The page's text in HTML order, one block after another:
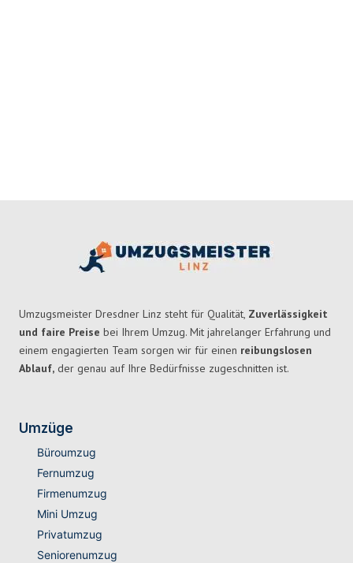
Umzugsmeister Dresdner Linz steht für Qualität, Zuverlässigkeit
und faire Preise bei Ihrem Umzug. Mit jahrelanger Erfahrung und
einem engagierten Team sorgen wir für einen reibungslosen
Ablauf, der genau auf Ihre Bedürfnisse zugeschnitten ist.
Umzüge
Büroumzug
Fernumzug
Firmenumzug
Mini Umzug
Privatumzug
Seniorenumzug